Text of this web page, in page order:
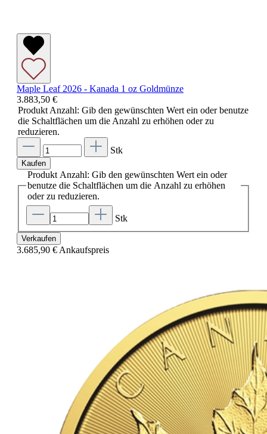
Maple Leaf 2026 - Kanada 1 oz Goldmünze
3.883,50 €
Produkt Anzahl: Gib den gewünschten Wert ein oder benutze
die Schaltflächen um die Anzahl zu erhöhen oder zu
reduzieren.
Stk
Kaufen
Produkt Anzahl: Gib den gewünschten Wert ein oder
benutze die Schaltflächen um die Anzahl zu erhöhen
oder zu reduzieren.
Stk
Verkaufen
3.685,90 € Ankaufspreis